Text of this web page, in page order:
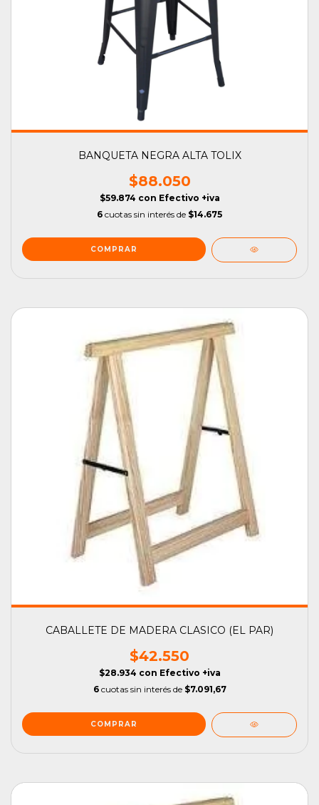
BANQUETA NEGRA ALTA TOLIX
$88.050
$59.874 con Efectivo +iva
6 cuotas sin interés de $14.675
CABALLETE DE MADERA CLASICO (EL PAR)
$42.550
$28.934 con Efectivo +iva
6 cuotas sin interés de $7.091,67